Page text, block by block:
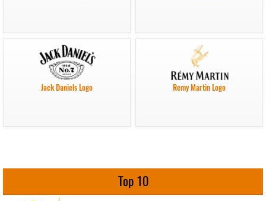
Jack Daniels Logo Remy Martin Logo
Top 10